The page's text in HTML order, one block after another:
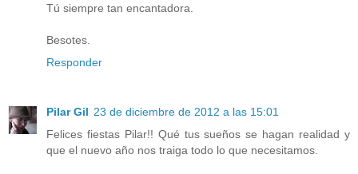
Tú siempre tan encantadora.
Besotes.
Responder
Pilar Gil 23 de diciembre de 2012 a las 15:01
Felices fiestas Pilar!! Qué tus sueños se hagan realidad y
que el nuevo año nos traiga todo lo que necesitamos.